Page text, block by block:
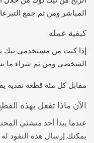
المباشر ومن ثم جمع
كيفية عمله:
إذا كنت من مستخدمي تيك
الشخصي ومن ثم شراء ما
مقابل كل مئة قطعة نقدية يقابله 1.39
الآن ماذا تفعل بهذه
عندما يبدأ أحد منشئي
يمكنك إرسال هذه النقود له